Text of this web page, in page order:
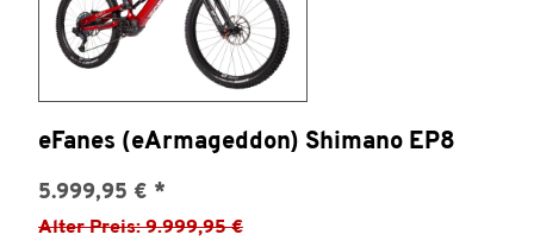
eFanes (eArmageddon) Shimano EP8
5.999,95 € *
Alter Preis: 9.999,95 €